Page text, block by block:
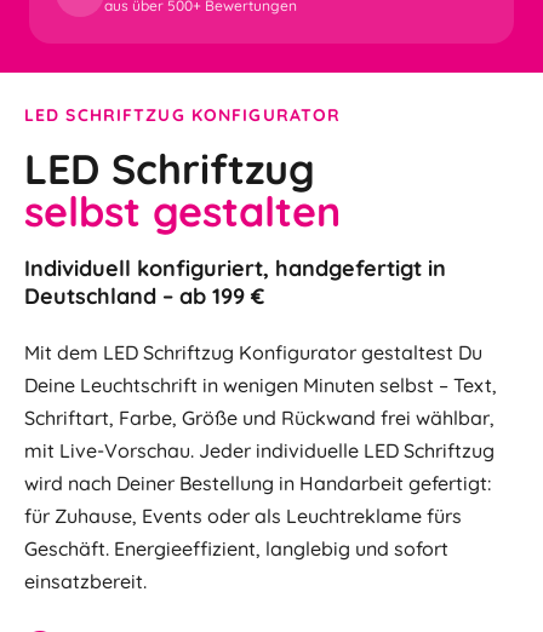
aus über 500+ Bewertungen
LED SCHRIFTZUG KONFIGURATOR
LED Schriftzug
selbst gestalten
Individuell konfiguriert, handgefertigt in
Deutschland – ab 199 €
Mit dem LED Schriftzug Konfigurator gestaltest Du
Deine Leuchtschrift in wenigen Minuten selbst – Text,
Schriftart, Farbe, Größe und Rückwand frei wählbar,
mit Live-Vorschau. Jeder individuelle LED Schriftzug
wird nach Deiner Bestellung in Handarbeit gefertigt:
für Zuhause, Events oder als Leuchtreklame fürs
Geschäft. Energieeffizient, langlebig und sofort
einsatzbereit.